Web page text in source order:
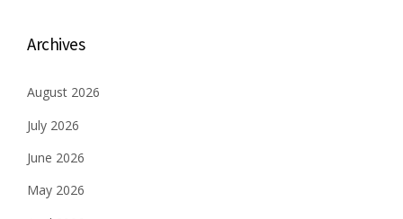
Archives
August 2026
July 2026
June 2026
May 2026